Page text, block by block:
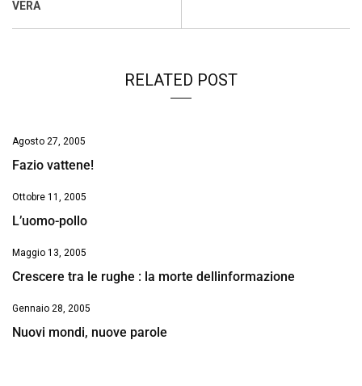
k
VERA
RELATED POST
Agosto 27, 2005
Fazio vattene!
Ottobre 11, 2005
L’uomo-pollo
Maggio 13, 2005
Crescere tra le rughe : la morte dellinformazione
Gennaio 28, 2005
Nuovi mondi, nuove parole